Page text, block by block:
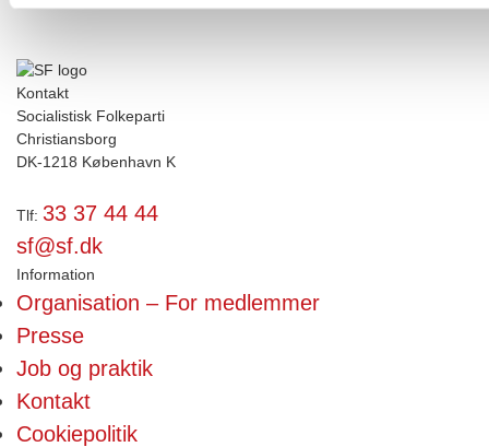
Kandidat til kommunalbestyrelsen i Holbæk
Kontakt
Socialistisk Folkeparti
Christiansborg
DK-1218 København K
Tlf: 33 37 44 44
sf@sf.dk
Information
Organisation – For medlemmer
Presse
Job og praktik
Kontakt
Cookiepolitik